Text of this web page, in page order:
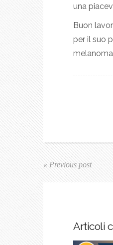
una
Buon
per il suo
« Previous post
Articoli